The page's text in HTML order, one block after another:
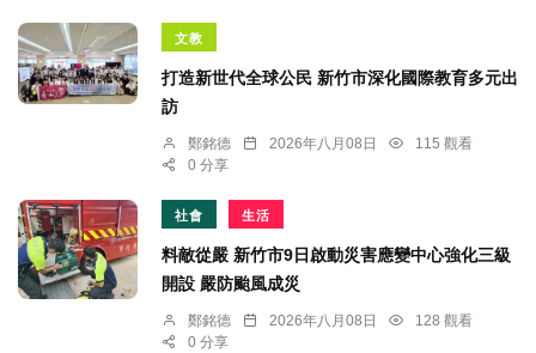
文教
打造新世代全球公民 新竹市深化國際教育多元出
訪
鄭銘德 2026年八月08日
115 觀看
0 分享
社會 生活
料敵從嚴 新竹市9日啟動災害應變中心強化三級
開設 嚴防颱風成災
鄭銘德 2026年八月08日
128 觀看
0 分享